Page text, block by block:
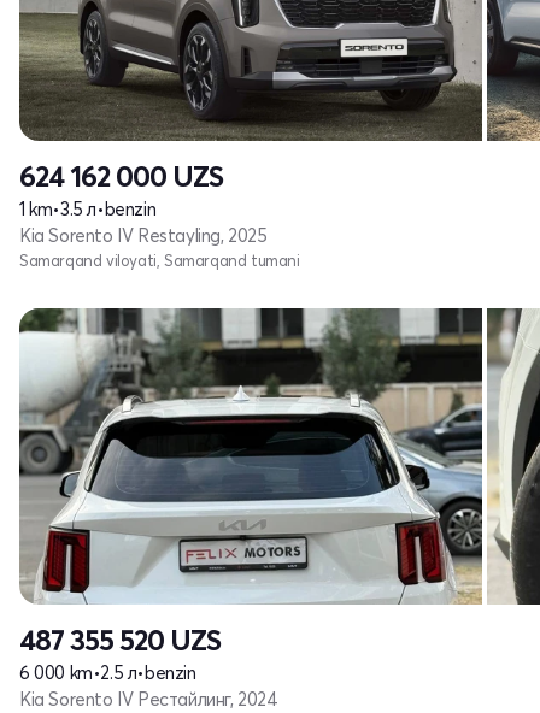
624 162 000 UZS
1 km•3.5 л• benzin
Kia Sorento IV Restayling, 2025
Samarqand viloyati, Samarqand tumani
487 355 520 UZS
6 000 km•2.5 л• benzin
Kia Sorento IV Рестайлинг, 2024